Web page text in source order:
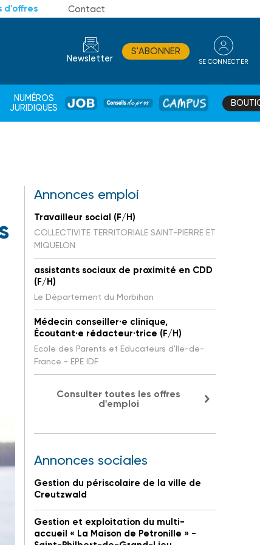
d'offres Contact
Newsletter
S'ABONNER
SE CONNECTER
NUMÉROS
JURIDIQUES
JOB
DE
CAMPUS
Annonces emploi
Travailleur social (F/H)
COLLECTIVITE TERRITORIALE SAINT-PIERRE ET
MIQUELON
assistants sociaux de proximité en CDD
(F/H)
Le Département du Morbihan
Médecin conseiller·e clinique,
Écoutant·e rédacteur·trice (F/H)
Ecole des Parents et Educateurs d'Ile-de-
France - EPE IDF
Consulter toutes les offres
d'emploi
Annonces sociales
Gestion du périscolaire de la ville de
Creutzwald
Gestion et exploitation du multi-
accueil « La Maison de Petronille » -